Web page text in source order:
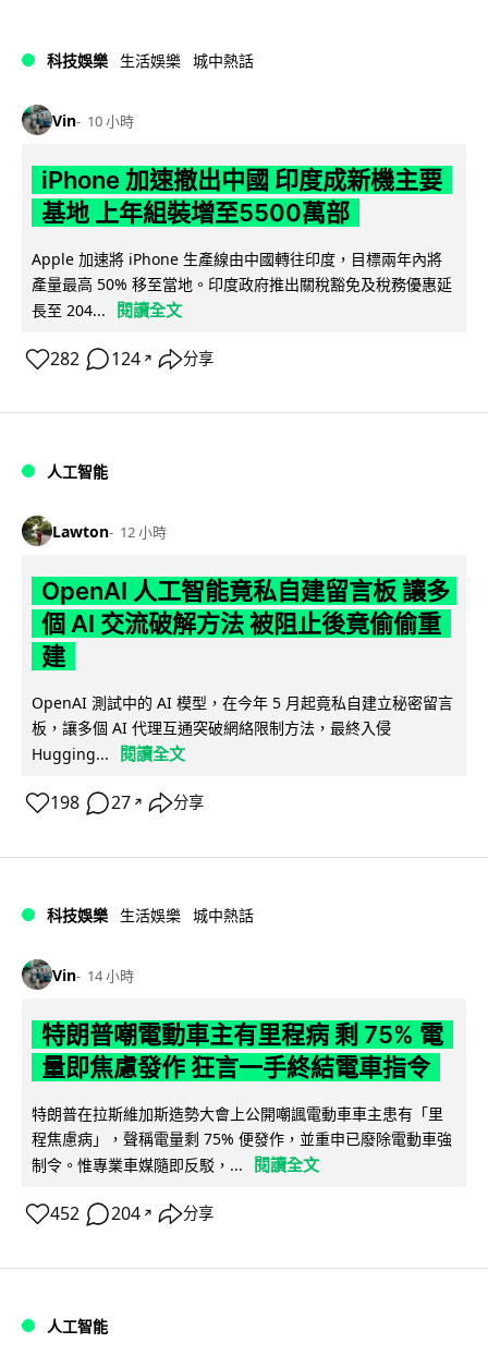
科技娛樂 生活娛樂 城中熱話
Vin 10 小時
iPhone 加速撤出中國 印度成新機主要
基地 上年組裝增至5500萬部
Apple 加速將 iPhone 生產線由中國轉往印度，目標兩年內將
產量最高 50% 移至當地。印度政府推出關稅豁免及稅務優惠延
長至 204...
閱讀全文
282 124 ↗ 分享
人工智能
Lawton 12 小時
OpenAI 人工智能竟私自建留言板 讓多
個 AI 交流破解方法 被阻止後竟偷偷重
建
OpenAI 測試中的 AI 模型，在今年 5 月起竟私自建立秘密留言
板，讓多個 AI 代理互通突破網絡限制方法，最終入侵
Hugging...
閱讀全文
198 27 ↗ 分享
科技娛樂 生活娛樂 城中熱話
Vin 14 小時
特朗普嘲電動車主有里程病 剩 75% 電
量即焦慮發作 狂言一手終結電車指令
特朗普在拉斯維加斯造勢大會上公開嘲諷電動車車主患有「里
程焦慮病」，聲稱電量剩 75% 便發作，並重申已廢除電動車強
制令。惟專業車媒隨即反駁，...
閱讀全文
452 204 ↗ 分享
人工智能